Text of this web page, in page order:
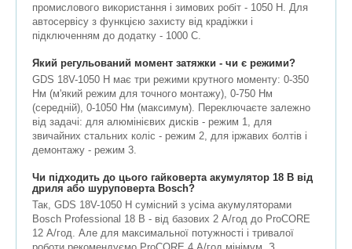
промислового використання і зимових робіт - 1050 H. Для
автосервісу з функцією захисту від крадіжки і
підключенням до додатку - 1000 C.
Який регульований момент затяжки - чи є режими?
GDS 18V-1050 H має три режими крутного моменту: 0-350
Нм (м'який режим для точного монтажу), 0-750 Нм
(середній), 0-1050 Нм (максимум). Переключаєте залежно
від задачі: для алюмінієвих дисків - режим 1, для
звичайних стальних коліс - режим 2, для іржавих болтів і
демонтажу - режим 3.
Чи підходить до цього гайковерта акумулятор 18 В від
дриля або шуруповерта Bosch?
Так, GDS 18V-1050 H сумісний з усіма акумуляторами
Bosch Professional 18 В - від базових 2 А/год до ProCORE
12 А/год. Але для максимальної потужності і тривалої